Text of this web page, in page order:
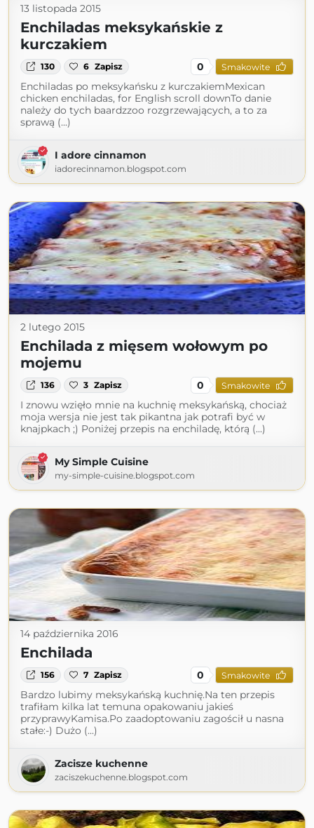
13 listopada 2015
Enchiladas meksykańskie z
kurczakiem
130 6 Zapisz 0 Smakowite
Enchiladas po meksykańsku z kurczakiemMexican
chicken enchiladas, for English scroll downTo danie
należy do tych baardzzoo rozgrzewających, a to za
sprawą (...)
I adore cinnamon
iadorecinnamon.blogspot.com
2 lutego 2015
Enchilada z mięsem wołowym po
mojemu
136 3 Zapisz 0 Smakowite
I znowu wzięło mnie na kuchnię meksykańską, chociaż
moja wersja nie jest tak pikantna jak potrafi być w
knajpkach ;) Poniżej przepis na enchiladę, którą (...)
My Simple Cuisine
my-simple-cuisine.blogspot.com
14 października 2016
Enchilada
156 7 Zapisz 0 Smakowite
Bardzo lubimy meksykańską kuchnię.Na ten przepis
trafiłam kilka lat temuna opakowaniu jakieś
przyprawyKamisa.Po zaadoptowaniu zagościł u nasna
stałe:-) Dużo (...)
Zacisze kuchenne
zaciszekuchenne.blogspot.com